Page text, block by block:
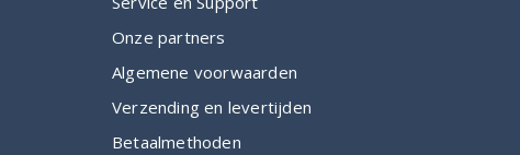
Onze partners
Algemene voorwaarden
Verzending en levertijden
Betaalmethoden